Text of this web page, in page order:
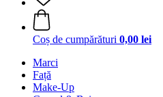
Coș de cumpărături 0,00 lei
Marci
Față
Make-Up